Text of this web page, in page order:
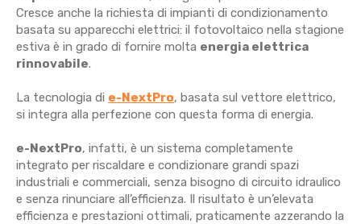
Cresce anche la richiesta di impianti di condizionamento
basata su apparecchi elettrici: il fotovoltaico nella stagione
estiva è in grado di fornire molta energia elettrica
rinnovabile.
La tecnologia di e-NextPro, basata sul vettore elettrico,
si integra alla perfezione con questa forma di energia.
e-NextPro, infatti, è un sistema completamente
integrato per riscaldare e condizionare grandi spazi
industriali e commerciali, senza bisogno di circuito idraulico
e senza rinunciare all’efficienza. Il risultato è un’elevata
efficienza e prestazioni ottimali, praticamente azzerando la